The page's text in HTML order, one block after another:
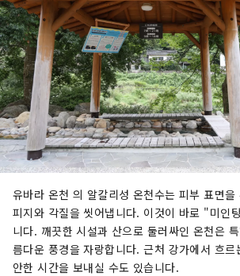
유바라 온천 의 알칼리성 온천수는 피부 표면을
피지와 각질을 씻어냅니다. 이것이 바로 "미인
니다. 깨끗한 시설과 산으로 둘러싸인 온천은
름다운 풍경을 자랑합니다. 근처 강가에서 흐르
안한 시간을 보내실 수도 있습니다.